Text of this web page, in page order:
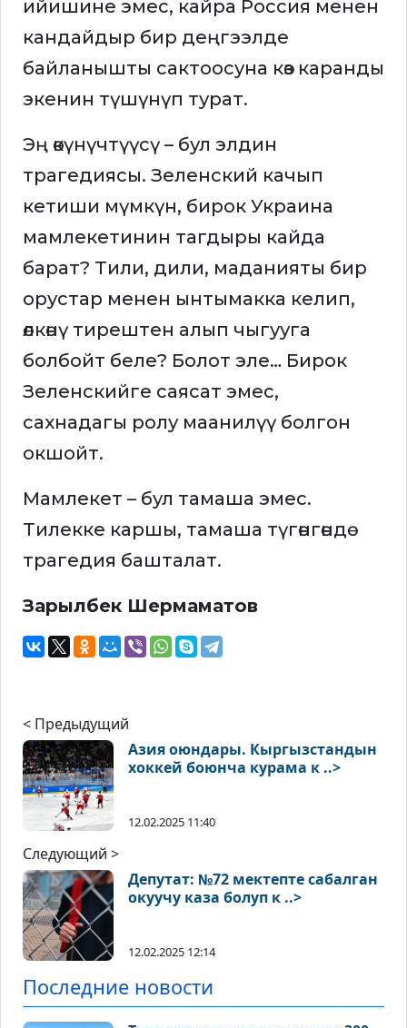
ийишине эмес, кайра Россия менен
кандайдыр бир деңгээлде
байланышты сактоосуна көз каранды
экенин түшүнүп турат.
Эң өкүнүчтүүсү – бул элдин
трагедиясы. Зеленский качып
кетиши мүмкүн, бирок Украина
мамлекетинин тагдыры кайда
барат? Тили, дили, маданияты бир
орустар менен ынтымакка келип,
өлкөнү тирештен алып чыгууга
болбойт беле? Болот эле… Бирок
Зеленскийге саясат эмес,
сахнадагы ролу маанилүү болгон
окшойт.
Мамлекет – бул тамаша эмес.
Тилекке каршы, тамаша түгөнгөндө
трагедия башталат.
Зарылбек Шермаматов
< Предыдущий
Азия оюндары. Кыргызстандын
хоккей боюнча курама к ..>
12.02.2025 11:40
Следующий >
Депутат: №72 мектепте сабалган
окуучу каза болуп к ..>
12.02.2025 12:14
Последние новости